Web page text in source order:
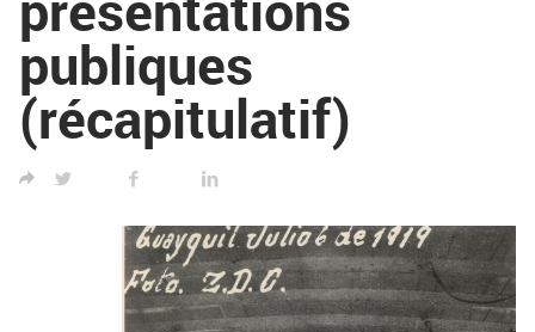
publiques
(récapitulatif)